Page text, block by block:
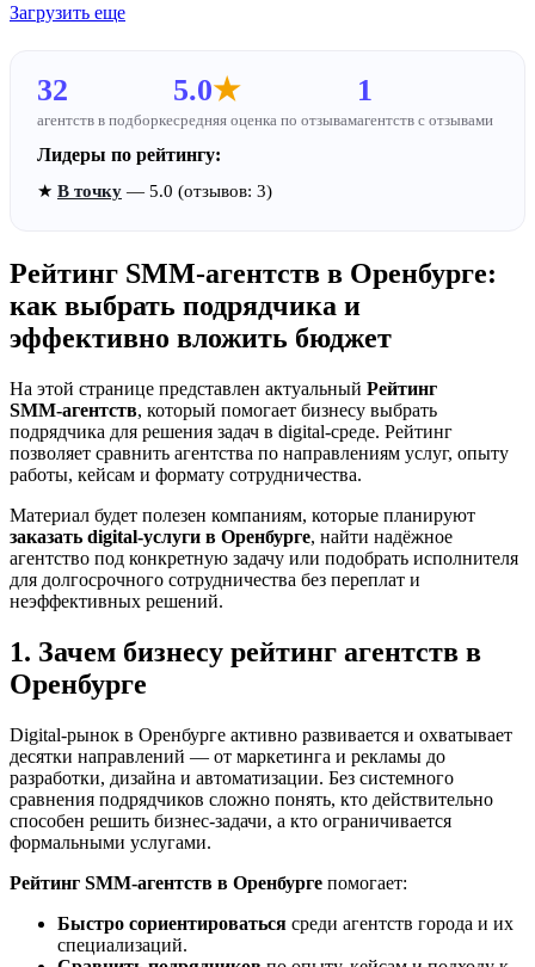
Загрузить еще
32
агентств в подборке
5.0★
средняя оценка по отзывам
1
агентств с отзывами
Лидеры по рейтингу:
★ В точку — 5.0 (отзывов: 3)
Рейтинг SMM‑агентств в Оренбурге:
как выбрать подрядчика и
эффективно вложить бюджет
На этой странице представлен актуальный Рейтинг
SMM‑агентств, который помогает бизнесу выбрать
подрядчика для решения задач в digital-среде. Рейтинг
позволяет сравнить агентства по направлениям услуг, опыту
работы, кейсам и формату сотрудничества.
Материал будет полезен компаниям, которые планируют
заказать digital-услуги в Оренбурге, найти надёжное
агентство под конкретную задачу или подобрать исполнителя
для долгосрочного сотрудничества без переплат и
неэффективных решений.
1. Зачем бизнесу рейтинг агентств в
Оренбурге
Digital-рынок в Оренбурге активно развивается и охватывает
десятки направлений — от маркетинга и рекламы до
разработки, дизайна и автоматизации. Без системного
сравнения подрядчиков сложно понять, кто действительно
способен решить бизнес-задачи, а кто ограничивается
формальными услугами.
Рейтинг SMM‑агентств в Оренбурге помогает:
Быстро сориентироваться среди агентств города и их
специализаций.